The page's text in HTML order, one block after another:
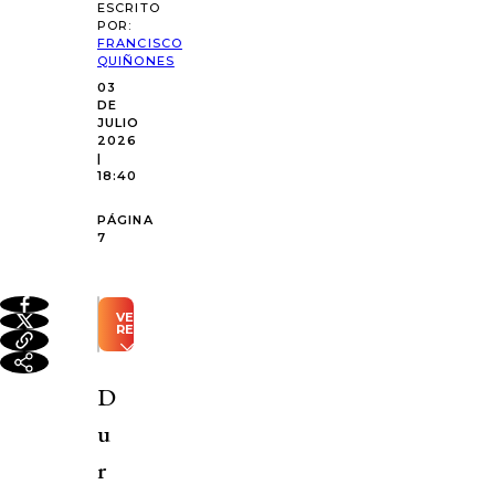
ESCRITO
POR:
FRANCISCO
QUIÑONES
03
DE
JULIO
2026
|
18:40
PÁGINA
7
VER
RESUMEN
generado
Inteligencia
D
u
r